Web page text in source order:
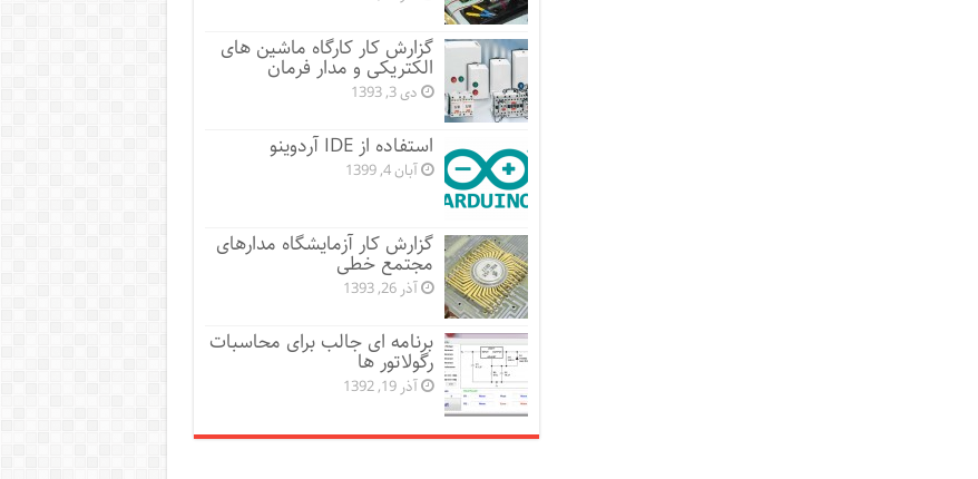
گزارش کار کارگاه ماشین های
الکتریکی و مدار فرمان
دی 3, 1393
استفاده از IDE آردوینو
آبان 4, 1399
گزارش کار آزمایشگاه مدارهای
مجتمع خطی
آذر 26, 1393
برنامه ای جالب برای محاسبات
رگولاتور ها
آذر 19, 1392